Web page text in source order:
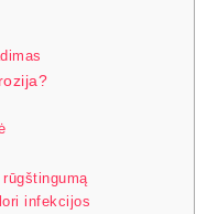
infekcijos